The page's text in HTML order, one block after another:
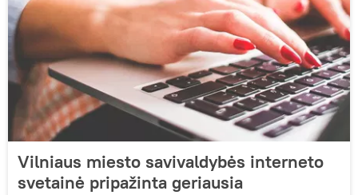
Vilniaus miesto savivaldybės interneto
svetainė pripažinta geriausia